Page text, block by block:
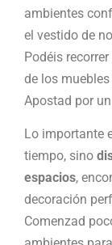
ambientes
el vestido de
Podéis
de los
Apostad por
Lo importante
tiempo, sino
espacios,
decoración
Comenzad